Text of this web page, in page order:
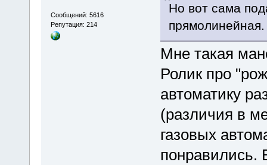
Сообщений: 5616
Репутация: 214
Но вот сама
прямолинейная.
Мне такая
Ролик про
автоматику
(различия в
газовых
понравились.